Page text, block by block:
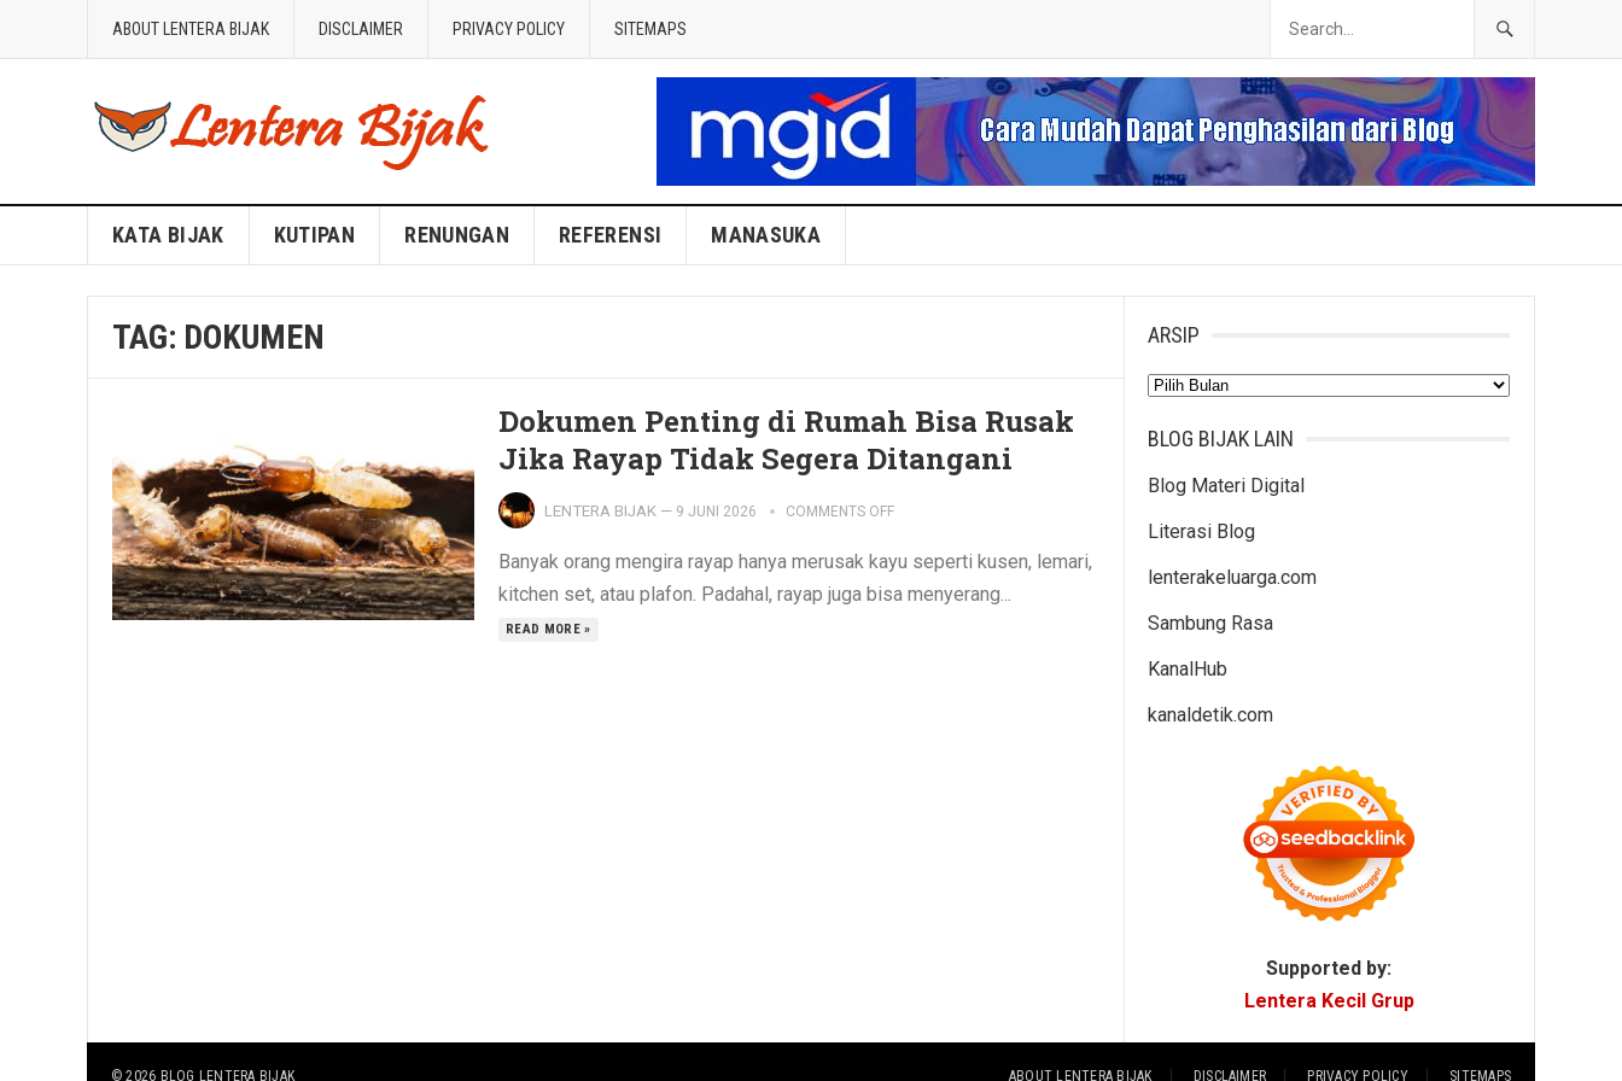
ABOUT LENTERA BIJAK DISCLAIMER PRIVACY POLICY SITEMAPS
Blog Lentera Bijak
KATA BIJAK KUTIPAN RENUNGAN REFERENSI MANASUKA
TAG: DOKUMEN
Dokumen Penting di Rumah Bisa Rusak
Jika Rayap Tidak Segera Ditangani
LENTERA BIJAK — 9 JUNI 2026 COMMENTS OFF
Banyak orang mengira rayap hanya merusak kayu seperti kusen, lemari,
kitchen set, atau plafon. Padahal, rayap juga bisa menyerang...
READ MORE »
ARSIP
Arsip
BLOG BIJAK LAIN
Blog Materi Digital
Literasi Blog
lenterakeluarga.com
Sambung Rasa
KanalHub
kanaldetik.com
Supported by:
Lentera Kecil Grup
© 2026 BLOG LENTERA BIJAK ABOUT LENTERA BIJAK DISCLAIMER PRIVACY POLICY SITEMAPS